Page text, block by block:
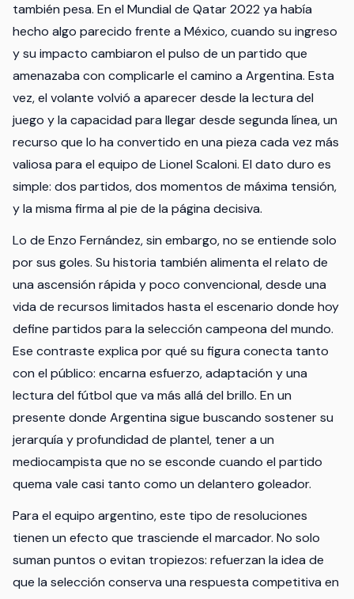
también pesa. En el Mundial de Qatar 2022 ya había
hecho algo parecido frente a México, cuando su ingreso
y su impacto cambiaron el pulso de un partido que
amenazaba con complicarle el camino a Argentina. Esta
vez, el volante volvió a aparecer desde la lectura del
juego y la capacidad para llegar desde segunda línea, un
recurso que lo ha convertido en una pieza cada vez más
valiosa para el equipo de Lionel Scaloni. El dato duro es
simple: dos partidos, dos momentos de máxima tensión,
y la misma firma al pie de la página decisiva.
Lo de Enzo Fernández, sin embargo, no se entiende solo
por sus goles. Su historia también alimenta el relato de
una ascensión rápida y poco convencional, desde una
vida de recursos limitados hasta el escenario donde hoy
define partidos para la selección campeona del mundo.
Ese contraste explica por qué su figura conecta tanto
con el público: encarna esfuerzo, adaptación y una
lectura del fútbol que va más allá del brillo. En un
presente donde Argentina sigue buscando sostener su
jerarquía y profundidad de plantel, tener a un
mediocampista que no se esconde cuando el partido
quema vale casi tanto como un delantero goleador.
Para el equipo argentino, este tipo de resoluciones
tienen un efecto que trasciende el marcador. No solo
suman puntos o evitan tropiezos: refuerzan la idea de
que la selección conserva una respuesta competitiva en